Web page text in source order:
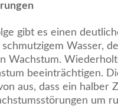
gibt es einen
Wasser,
Wachstum.
beeinträchtigen.
aus, dass ein halber
um